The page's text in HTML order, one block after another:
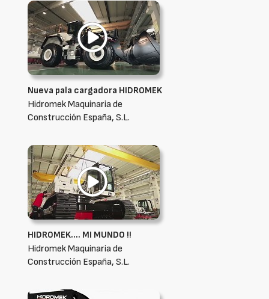
Nueva pala cargadora HIDROMEK
Hidromek Maquinaria de
Construcción España, S.L.
HIDROMEK…. MI MUNDO !!
Hidromek Maquinaria de
Construcción España, S.L.